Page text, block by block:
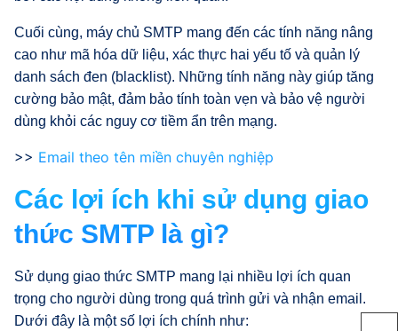
Cuối cùng, máy chủ SMTP mang đến các tính năng nâng
cao như mã hóa dữ liệu, xác thực hai yếu tố và quản lý
danh sách đen (blacklist). Những tính năng này giúp tăng
cường bảo mật, đảm bảo tính toàn vẹn và bảo vệ người
dùng khỏi các nguy cơ tiềm ẩn trên mạng.
>> Email theo tên miền chuyên nghiệp
Các lợi ích khi sử dụng giao
thức SMTP là gì?
Sử dụng giao thức SMTP mang lại nhiều lợi ích quan
trọng cho người dùng trong quá trình gửi và nhận email.
Dưới đây là một số lợi ích chính như: